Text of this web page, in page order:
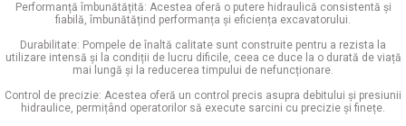
Performanță îmbunătățită: Acestea oferă o putere hidraulică consistentă și
fiabilă, îmbunătățind performanța și eficiența excavatorului.
Durabilitate: Pompele de înaltă calitate sunt construite pentru a rezista la
utilizare intensă și la condiții de lucru dificile, ceea ce duce la o durată de viață
mai lungă și la reducerea timpului de nefuncționare.
Control de precizie: Acestea oferă un control precis asupra debitului și presiunii
hidraulice, permițând operatorilor să execute sarcini cu precizie și finețe.